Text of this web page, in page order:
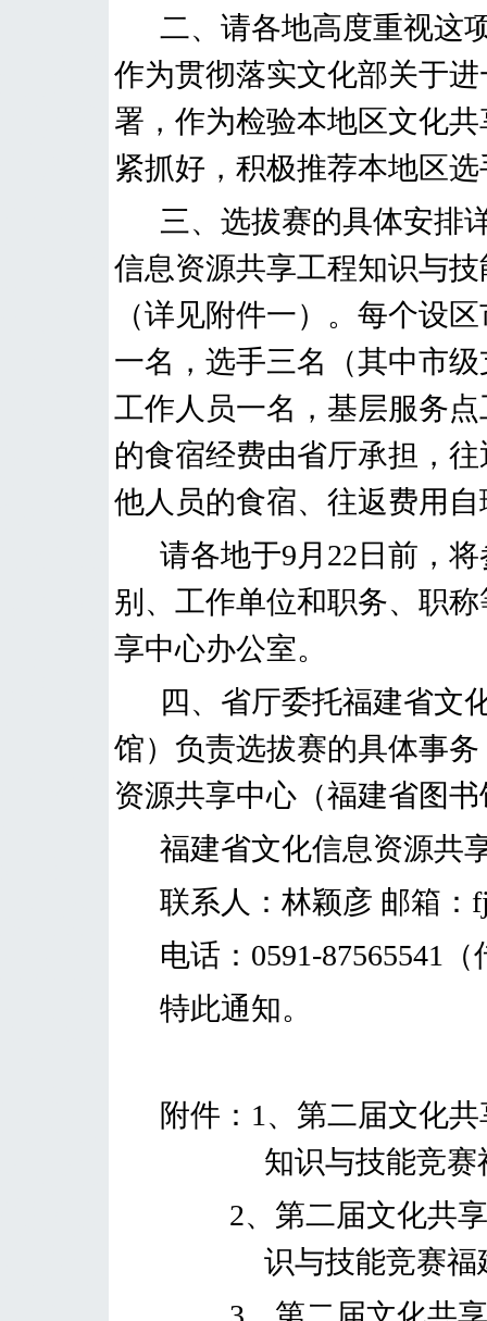
二、请各地高度重视这
作为贯彻落实文化部关于
署，作为检验本地区文化
紧抓好，积极推荐本地区
三、选拔赛的具体安排
信息资源共享工程知识与技
（详见附件一）。 每个设
一名，选手三名（其中市
工作人员一名，基层服务
的食宿经费由省厅承担，
他人员的食宿、往返费用自
请各地于9月 22 日前 ，
别、工作单位和职务、职
享中心办公室。
四、省厅委托福建省文
馆）负责选拔赛的具体事
资源共享中心（福建省图
福建省文化信息资源共
联系人：林颖彦 邮箱：
电话： 0591-87565541
特此通知。
附件： 1 、第二届文化
知识与技能竞
2、第二届文化共
识与技能竞赛